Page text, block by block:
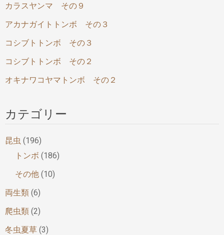
カラスヤンマ その９
アカナガイトトンボ その３
コシブトトンボ その３
コシブトトンボ その２
オキナワコヤマトンボ その２
カテゴリー
昆虫 (196)
トンボ (186)
その他 (10)
両生類 (6)
爬虫類 (2)
冬虫夏草 (3)